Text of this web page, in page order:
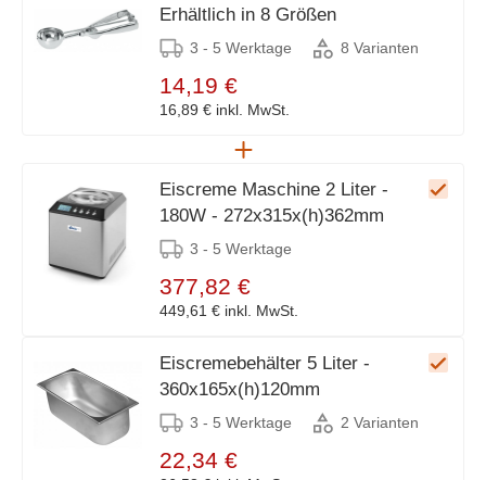
Erhältlich in 8 Größen
3 - 5 Werktage 8 Varianten
14,19 €
16,89 € inkl. MwSt.
Eiscreme Maschine 2 Liter -
180W - 272x315x(h)362mm
3 - 5 Werktage
377,82 €
449,61 € inkl. MwSt.
Eiscremebehälter 5 Liter -
360x165x(h)120mm
3 - 5 Werktage 2 Varianten
22,34 €